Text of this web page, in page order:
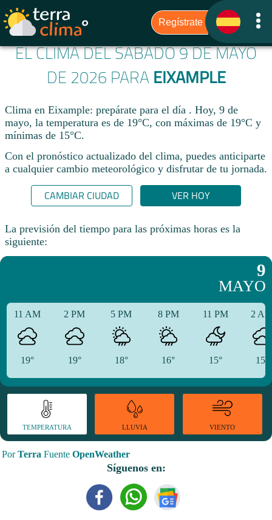
EL CLIMA DEL SÁBADO 9 DE MAYO
DE 2026 PARA EIXAMPLE
Clima en Eixample: prepárate para el día . Hoy, 9 de
mayo, la temperatura es de 19°C, con máximas de 19°C y
mínimas de 15°C.
Con el pronóstico actualizado del clima, puedes anticiparte
a cualquier cambio meteorológico y disfrutar de tu jornada.​
CAMBIAR CIUDAD VER HOY
La previsión del tiempo para las próximas horas es la
siguiente:
9
MAYO
11 AM
19°
2 PM
19°
5 PM
18°
8 PM
16°
11 PM
15°
2
15°
TEMPERATURA LLUVIA VIENTO
PorTerra Fuente OpenWeather
Síguenos en: